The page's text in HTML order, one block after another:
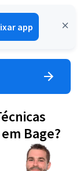
app
Entrar
Bage?